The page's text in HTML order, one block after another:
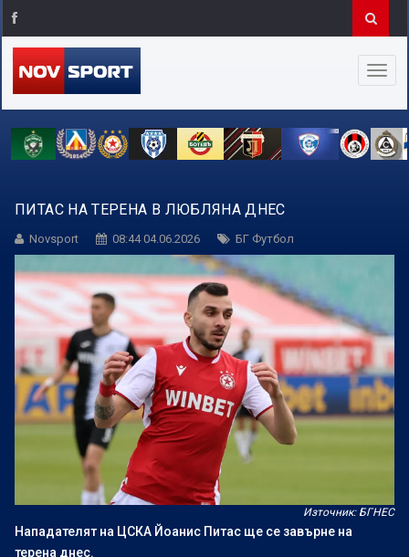
ПИТАС НА ТЕРЕНА В ЛЮБЛЯНА ДНЕС
Novsport 08:44 04.06.2026 БГ Футбол
Източник: БГНЕС
Нападателят на ЦСКА Йоанис Питас ще се завърне на
терена днес.